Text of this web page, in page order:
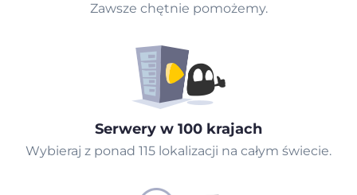
Zawsze chętnie pomożemy.
Serwery w 100 krajach
Wybieraj z ponad 115 lokalizacji na całym świecie.